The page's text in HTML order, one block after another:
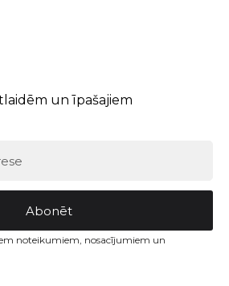
un īpašajiem
Abonēt
noteikumiem, nosacījumiem un